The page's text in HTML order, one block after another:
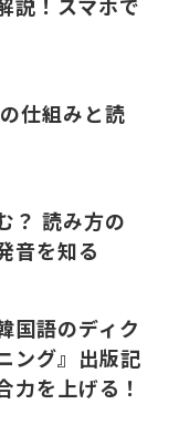
説！スマホで
仕組みと読
？ 読み方の
音を知る
国語のディク
ング』出版記
力を上げる！